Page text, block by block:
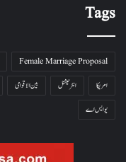
Tags
Female Marriage Proposal
امریکا
انٹرنیشنل بین الاقوامی
یو ایس اے